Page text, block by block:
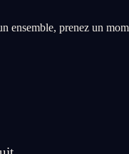
ensemble, prenez un